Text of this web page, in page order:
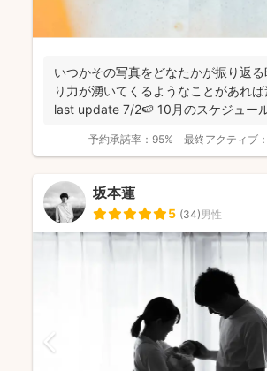
いつかその写真をどなたかが振り返
り力が湧いてくるようなことがあれば
last update 7/2🍉 10月のスケジュー
予約承諾率： 95% 最終アクティブ：
坂本蓮
5 (34)男性